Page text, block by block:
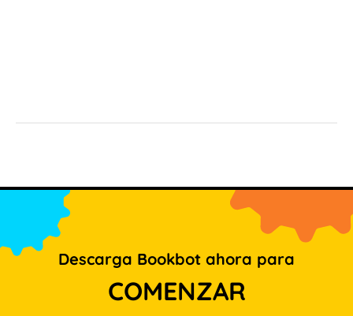
Descarga Bookbot ahora para
COMENZAR